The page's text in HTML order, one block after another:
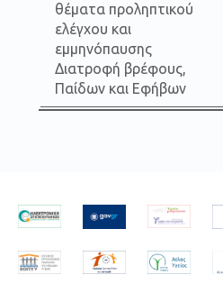
θέματα προληπτικού
ελέγχου και
εμμηνόπαυσης
Διατροφή βρέφους,
Παίδων και Εφήβων